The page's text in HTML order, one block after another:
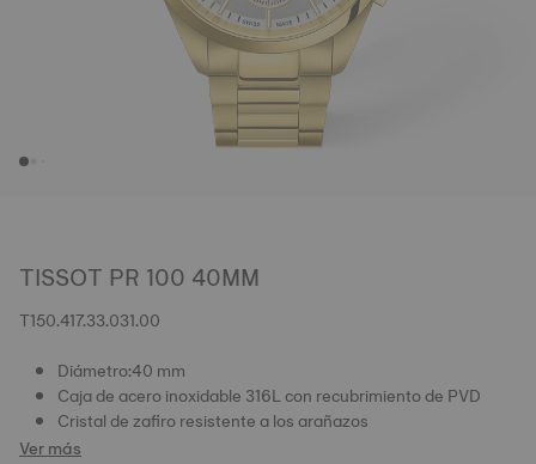
TISSOT PR 100 40MM
T150.417.33.031.00
Diámetro:40 mm
Caja de acero inoxidable 316L con recubrimiento de PVD
Cristal de zafiro resistente a los arañazos
Ver más